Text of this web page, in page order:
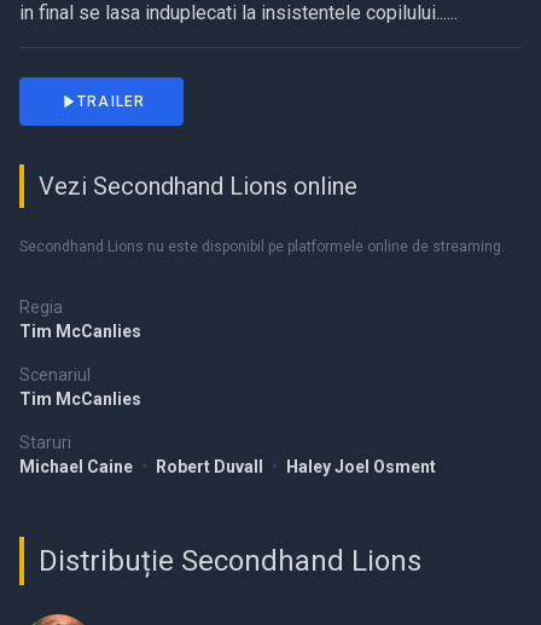
in final se lasa induplecati la insistentele copilului......
Regia
Tim McCanlies
Scenariul
Tim McCanlies
Staruri
Michael Caine • Robert Duvall • Haley Joel Osment
TRAILER
Vezi Secondhand Lions online
Secondhand Lions nu este disponibil pe platformele online de streaming.
Distribuție Secondhand Lions